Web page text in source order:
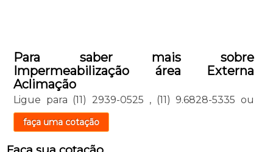
Para saber mais sobre
Impermeabilização área Externa
Aclimação
Ligue para (11) 2939-0525 , (11) 9.6828-5335 ou
faça uma cotação